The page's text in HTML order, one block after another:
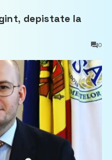
depistate la
0